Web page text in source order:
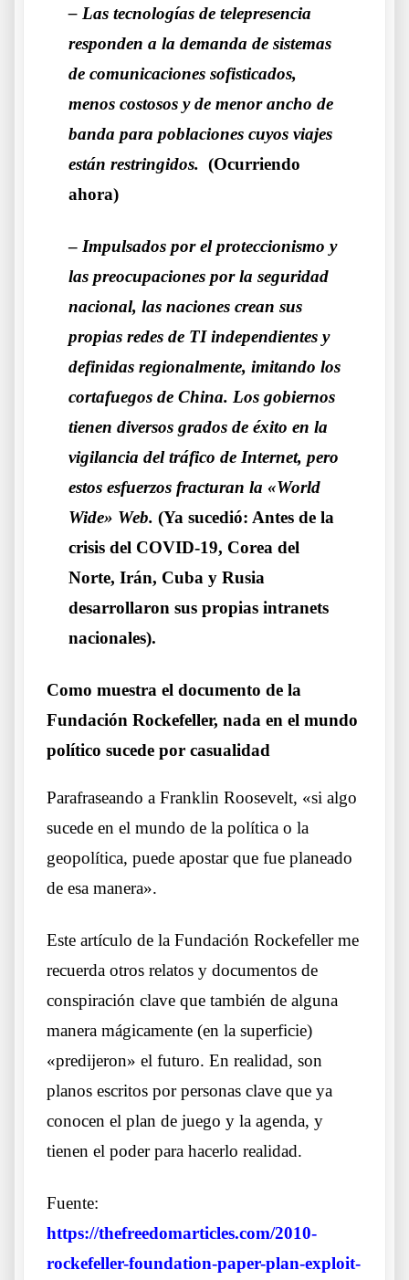
– Las tecnologías de telepresencia
responden a la demanda de sistemas
de comunicaciones sofisticados,
menos costosos y de menor ancho de
banda para poblaciones cuyos viajes
están restringidos. (Ocurriendo
ahora)
– Impulsados ​​por el proteccionismo y
las preocupaciones por la seguridad
nacional, las naciones crean sus
propias redes de TI independientes y
definidas regionalmente, imitando los
cortafuegos de China. Los gobiernos
tienen diversos grados de éxito en la
vigilancia del tráfico de Internet, pero
estos esfuerzos fracturan la «World
Wide» Web. (Ya sucedió: Antes de la
crisis del COVID-19, Corea del
Norte, Irán, Cuba y Rusia
desarrollaron sus propias intranets
nacionales).
Como muestra el documento de la
Fundación Rockefeller, nada en el mundo
político sucede por casualidad
Parafraseando a Franklin Roosevelt, «si algo
sucede en el mundo de la política o la
geopolítica, puede apostar que fue planeado
de esa manera».
Este artículo de la Fundación Rockefeller me
recuerda otros relatos y documentos de
conspiración clave que también de alguna
manera mágicamente (en la superficie)
«predijeron» el futuro. En realidad, son
planos escritos por personas clave que ya
conocen el plan de juego y la agenda, y
tienen el poder para hacerlo realidad.
Fuente:
https://thefreedomarticles.com/2010-
rockefeller-foundation-paper-plan-exploit-